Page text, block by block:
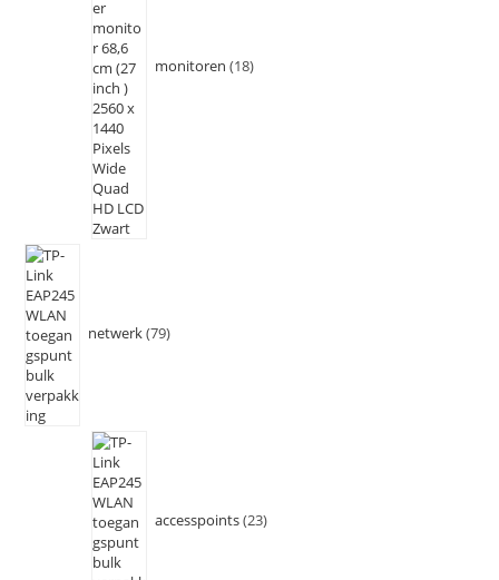
monitoren 18
netwerk 79
accesspoints 23